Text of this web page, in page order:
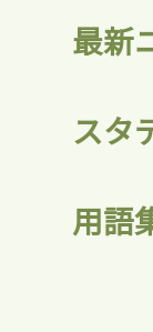
最新
スタ
用語